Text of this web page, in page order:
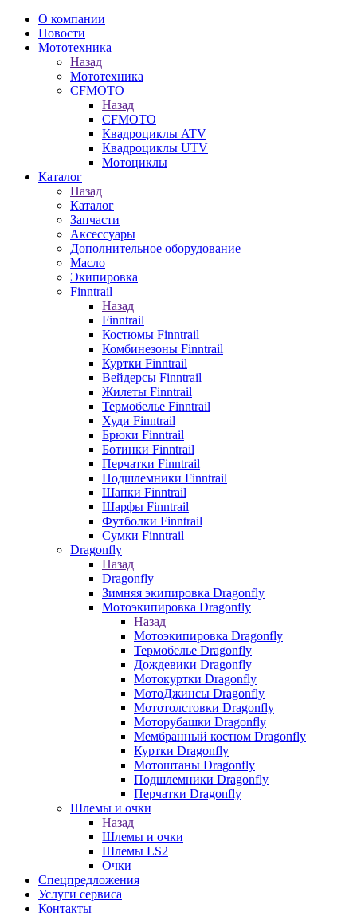
О компании
Новости
Мототехника
Назад
Мототехника
CFMOTO
Назад
CFMOTO
Квадроциклы ATV
Квадроциклы UTV
Мотоциклы
Каталог
Назад
Каталог
Запчасти
Аксессуары
Дополнительное оборудование
Масло
Экипировка
Finntrail
Назад
Finntrail
Костюмы Finntrail
Комбинезоны Finntrail
Куртки Finntrail
Вейдерсы Finntrail
Жилеты Finntrail
Термобелье Finntrail
Худи Finntrail
Брюки Finntrail
Ботинки Finntrail
Перчатки Finntrail
Подшлемники Finntrail
Шапки Finntrail
Шарфы Finntrail
Футболки Finntrail
Сумки Finntrail
Dragonfly
Назад
Dragonfly
Зимняя экипировка Dragonfly
Мотоэкипировка Dragonfly
Назад
Мотоэкипировка Dragonfly
Термобелье Dragonfly
Дождевики Dragonfly
Мотокуртки Dragonfly
МотоДжинсы Dragonfly
Мототолстовки Dragonfly
Моторубашки Dragonfly
Мембранный костюм Dragonfly
Куртки Dragonfly
Мотоштаны Dragonfly
Подшлемники Dragonfly
Перчатки Dragonfly
Шлемы и очки
Назад
Шлемы и очки
Шлемы LS2
Очки
Спецпредложения
Услуги сервиса
Контакты